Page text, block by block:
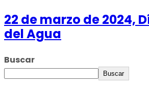
22 de marzo de 2024,
del Agua
Buscar
Buscar